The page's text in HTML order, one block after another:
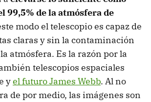
99,5% de la atmósfera de
modo el telescopio es capaz de
claras y sin la contaminación
atmósfera. Es la razón por la
telescopios espaciales
yel futuro James Webb. Al no
de por medio, las imágenes son